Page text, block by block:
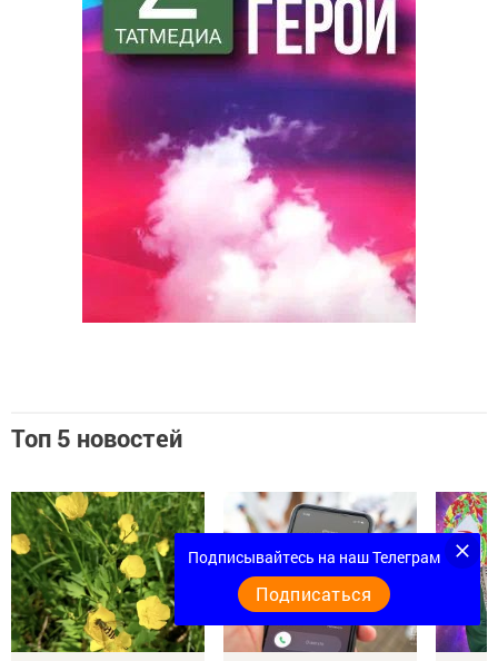
Топ 5 новостей
Подписывайтесь на наш Телеграм
Подписаться